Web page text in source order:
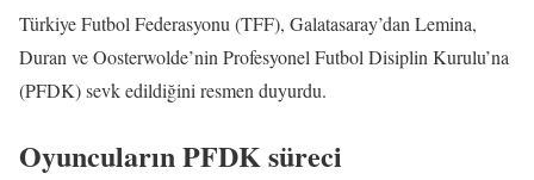
Türkiye Futbol Federasyonu (TFF), Galatasaray’dan Lemina,
Duran ve Oosterwolde’nin Profesyonel Futbol Disiplin Kurulu’na
(PFDK) sevk edildiğini resmen duyurdu.
Oyuncuların PFDK süreci